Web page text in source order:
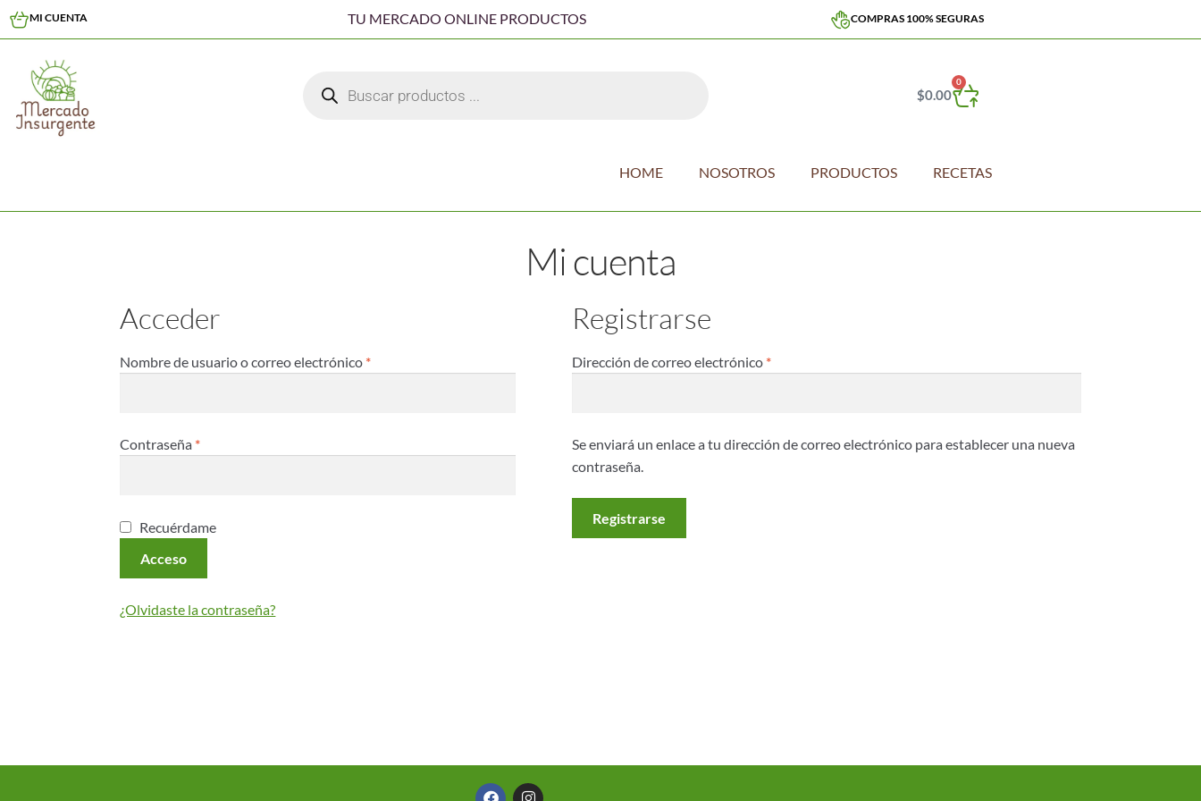
MI CUENTA TU MERCADO ONLINE PRODUCTOS COMPRAS 100% SEGURAS
$0.00
0
HOME NOSOTROS PRODUCTOS RECETAS
Mi cuenta
Acceder
Nombre de usuario o correo electrónico *
Contraseña *
Recuérdame
Acceso
¿Olvidaste la contraseña?
Registrarse
Dirección de correo electrónico *
Se enviará un enlace a tu dirección de correo electrónico para establecer una nueva
contraseña.
Registrarse